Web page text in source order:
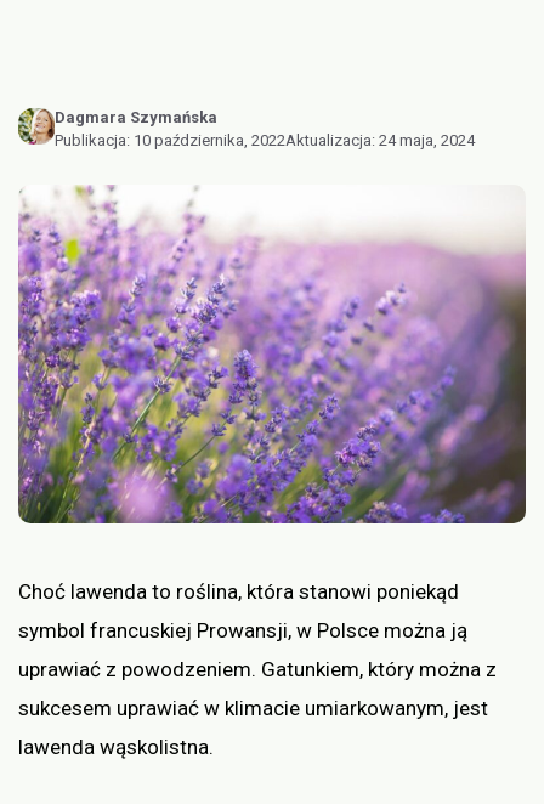
Dagmara Szymańska
Publikacja: 10 października, 2022Aktualizacja: 24 maja, 2024
Choć lawenda to roślina, która stanowi poniekąd
symbol francuskiej Prowansji, w Polsce można ją
uprawiać z powodzeniem. Gatunkiem, który można z
sukcesem uprawiać w klimacie umiarkowanym, jest
lawenda wąskolistna.